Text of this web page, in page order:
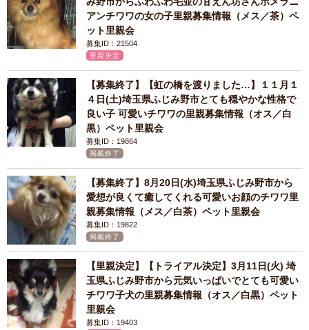
アンチワワの女の子里親募集情報（メス／茶）ペ
ット里親会
募集ID：21504
里親決定
【募集終了】【虹の橋を渡りました…】１１月１
４日(土)埼玉県ふじみ野市とても穏やかな性格で
良い子 可愛いチワワの里親募集情報（オス／白
黒）ペット里親会
募集ID：19864
掲載終了
【募集終了】8月20日(水)埼玉県ふじみ野市から
愛想が良くて癒してくれる可愛いお顔のチワワ里
親募集情報（メス／白茶）ペット里親会
募集ID：19822
掲載終了
【里親決定】【トライアル決定】3月11日(火) 埼
玉県ふじみ野市から元気いっぱいでとても可愛い
チワワ子犬の里親募集情報（オス／白黒）ペット
里親会
募集ID：19403